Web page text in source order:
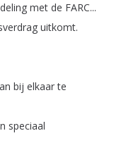
met de FARC...
uitkomt.
bij elkaar te
speciaal